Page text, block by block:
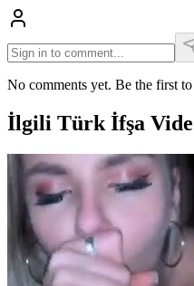
No comments yet. Be the first
İlgili Türk İfşa